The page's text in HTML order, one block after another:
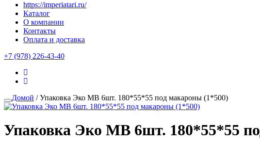
https://imperiatari.ru/
Каталог
О компании
Контакты
Оплата и доставка
+7 (978) 226-43-40
Домой / Упаковка Эко MB 6шт. 180*55*55 под макароны (1*500)
Упаковка Эко MB 6шт. 180*55*55